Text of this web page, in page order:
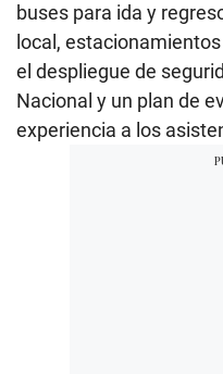
buses para ida y
local,
el despliegue de
Nacional y un plan de
experiencia a los